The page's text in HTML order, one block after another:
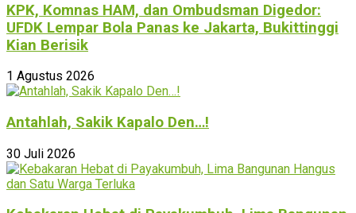
KPK, Komnas HAM, dan Ombudsman Digedor:
UFDK Lempar Bola Panas ke Jakarta, Bukittinggi
Kian Berisik
1 Agustus 2026
Antahlah, Sakik Kapalo Den…!
30 Juli 2026